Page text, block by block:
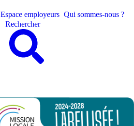
Espace employeurs Qui sommes-nous ?
Rechercher